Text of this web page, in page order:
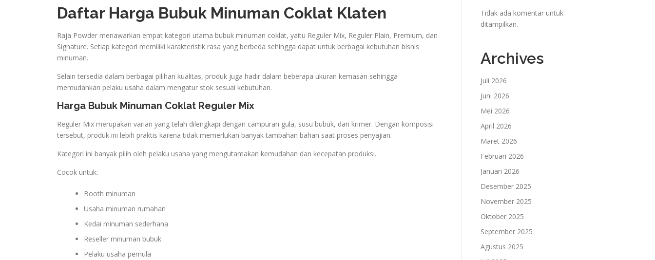
Daftar Harga Bubuk Minuman Coklat Klaten
Raja Powder menawarkan empat kategori utama bubuk minuman coklat, yaitu Reguler Mix, Reguler Plain, Premium, dan
Signature. Setiap kategori memiliki karakteristik rasa yang berbeda sehingga dapat untuk berbagai kebutuhan bisnis
minuman.
Selain tersedia dalam berbagai pilihan kualitas, produk juga hadir dalam beberapa ukuran kemasan sehingga
memudahkan pelaku usaha dalam mengatur stok sesuai kebutuhan.
Harga Bubuk Minuman Coklat Reguler Mix
Reguler Mix merupakan varian yang telah dilengkapi dengan campuran gula, susu bubuk, dan krimer. Dengan komposisi
tersebut, produk ini lebih praktis karena tidak memerlukan banyak tambahan bahan saat proses penyajian.
Kategori ini banyak pilih oleh pelaku usaha yang mengutamakan kemudahan dan kecepatan produksi.
Cocok untuk:
Booth minuman
Usaha minuman rumahan
Kedai minuman sederhana
Reseller minuman bubuk
Pelaku usaha pemula
Tidak ada komentar untuk
ditampilkan.
Archives
Juli 2026
Juni 2026
Mei 2026
April 2026
Maret 2026
Februari 2026
Januari 2026
Desember 2025
November 2025
Oktober 2025
September 2025
Agustus 2025